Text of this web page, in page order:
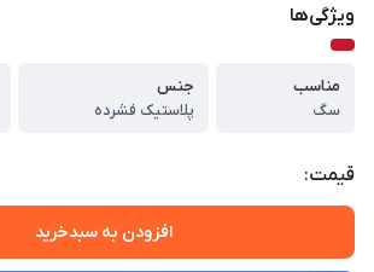
ویژگی‌ها
مناسب
سگ
جنس
پلاستیک فشرده
قیمت:
افزودن به سبدخرید